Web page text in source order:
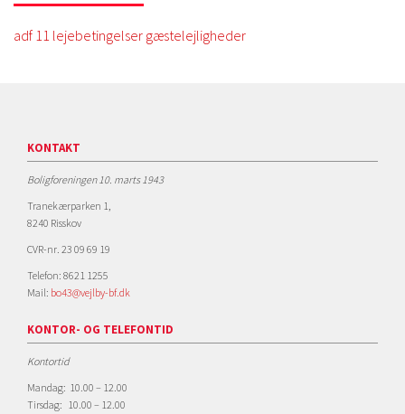
adf 11 lejebetingelser gæstelejligheder
KONTAKT
Boligforeningen 10. marts 1943
Tranekærparken 1,
8240 Risskov
CVR-nr. 23 09 69 19
Telefon: 8621 1255
Mail: bo43@vejlby-bf.dk
KONTOR- OG TELEFONTID
Kontortid
Mandag: 10.00 – 12.00
Tirsdag: 10.00 – 12.00